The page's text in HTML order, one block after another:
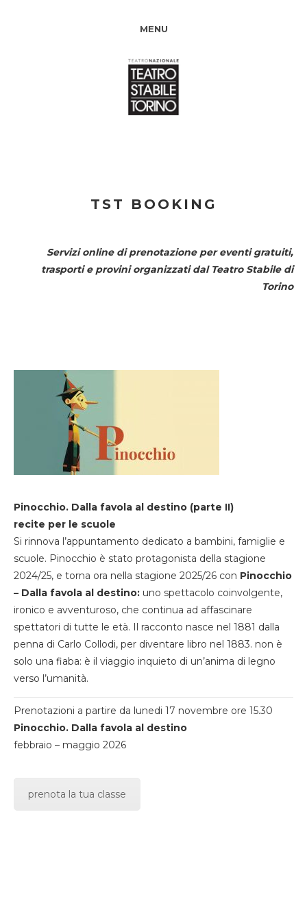
MENU
TST BOOKING
Servizi online di prenotazione per eventi gratuiti,
trasporti e provini organizzati dal Teatro Stabile di
Torino
Pinocchio. Dalla favola al destino (parte II)
recite per le scuole
Si rinnova l’appuntamento dedicato a bambini, famiglie e
scuole. Pinocchio è stato protagonista della stagione
2024/25, e torna ora nella stagione 2025/26 con Pinocchio
– Dalla favola al destino: uno spettacolo coinvolgente,
ironico e avventuroso, che continua ad affascinare
spettatori di tutte le età. Il racconto nasce nel 1881 dalla
penna di Carlo Collodi, per diventare libro nel 1883. non è
solo una fiaba: è il viaggio inquieto di un’anima di legno
verso l’umanità.
Prenotazioni a partire da lunedi 17 novembre ore 15.30
Pinocchio. Dalla favola al destino
febbraio – maggio 2026
prenota la tua classe